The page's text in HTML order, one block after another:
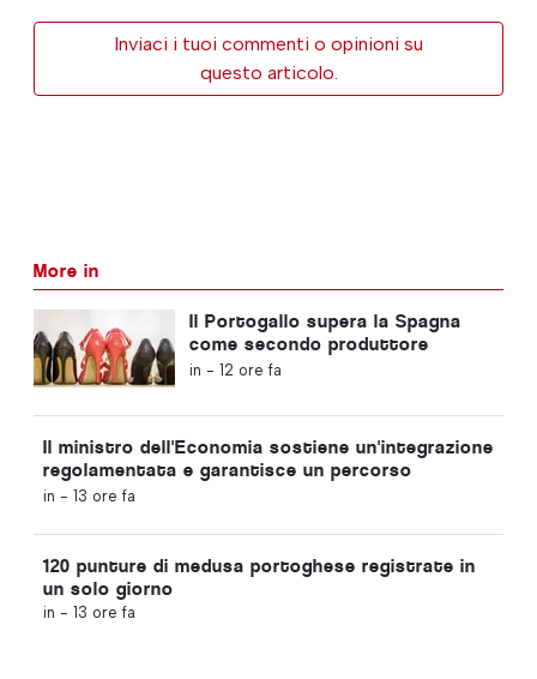
Inviaci i tuoi commenti o opinioni su
questo articolo.
More in
Il Portogallo supera la Spagna
come secondo produttore
europeo di calzature
in - 12 ore fa
Il ministro dell'Economia sostiene un'integrazione
regolamentata e garantisce un percorso
accelerato per gli immigrati
in - 13 ore fa
120 punture di medusa portoghese registrate in
un solo giorno
in - 13 ore fa